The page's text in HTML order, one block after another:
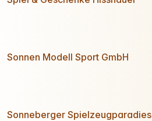
Sonnen Modell Sport GmbH
Sonneberger Spielzeugparadies